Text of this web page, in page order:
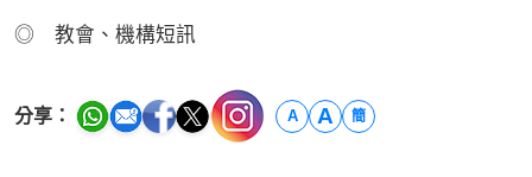
◎ 教會、機構短訊
分享： A A 簡